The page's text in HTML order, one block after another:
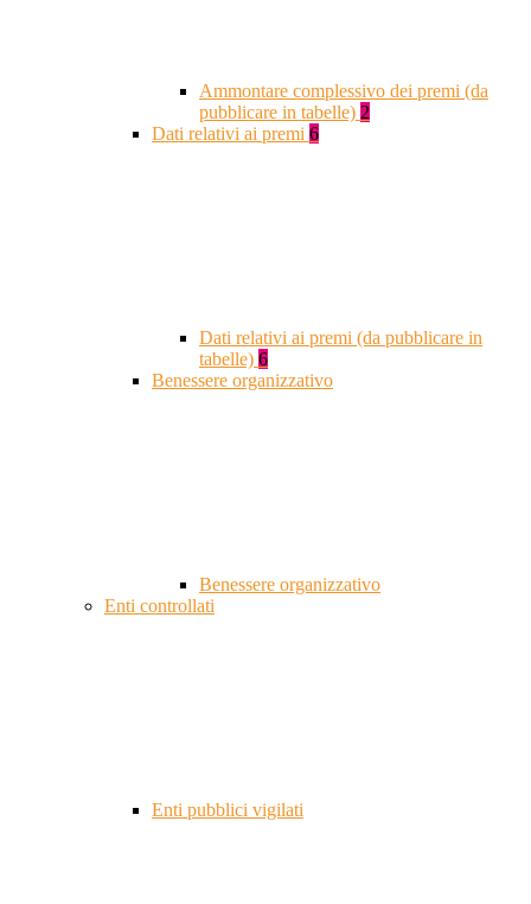
Ammontare complessivo dei premi (da
pubblicare in tabelle) 2
Dati relativi ai premi 6
Dati relativi ai premi (da pubblicare in
tabelle) 6
Benessere organizzativo
Benessere organizzativo
Enti controllati
Enti pubblici vigilati